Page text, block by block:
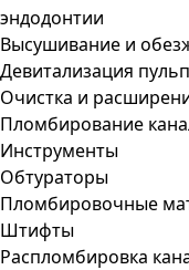
эндодонтии
Высушивание и
Девитализация
Очистка и
Пломбирование
Инструменты
Обтураторы
Пломбировочные
Штифты
Распломбировка